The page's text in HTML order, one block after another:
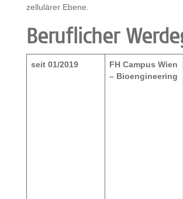
zellulärer Ebene.
Beruflicher
seit 01/2019
FH Campus Wien
– Bioengineering